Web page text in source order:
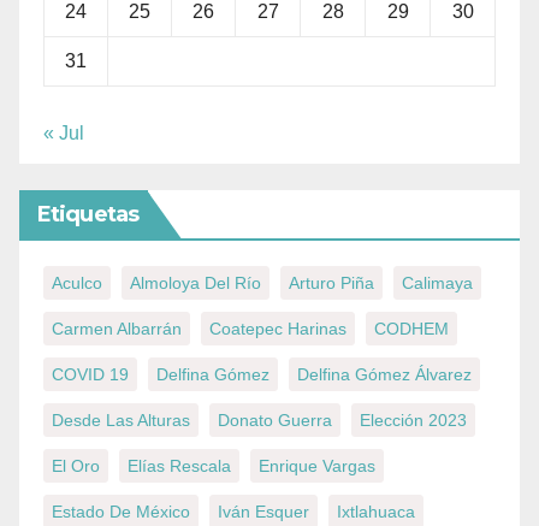
24 25 26 27 28 29 30
31
« Jul
Etiquetas
Aculco Almoloya Del Río Arturo Piña Calimaya
Carmen Albarrán Coatepec Harinas CODHEM
COVID 19 Delfina Gómez Delfina Gómez Álvarez
Desde Las Alturas Donato Guerra Elección 2023
El Oro Elías Rescala Enrique Vargas
Estado De México Iván Esquer Ixtlahuaca